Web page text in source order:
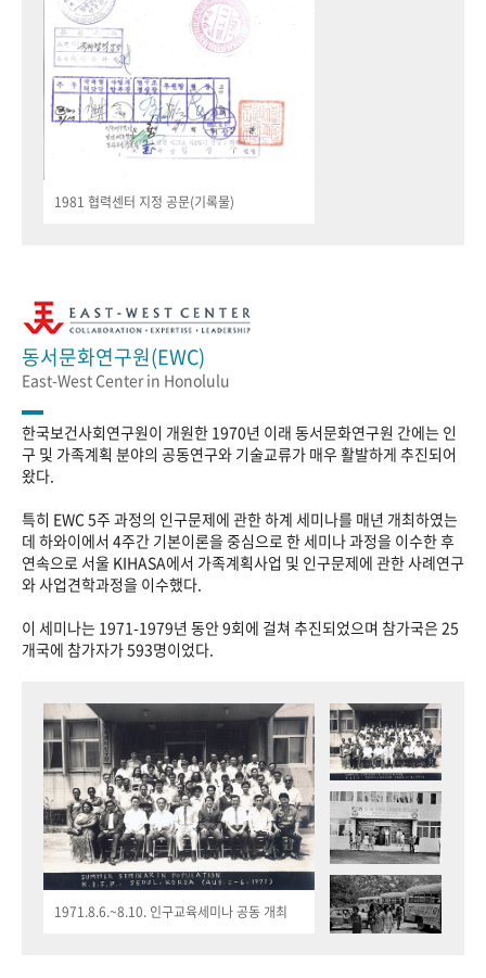
1981 협력센터 지정 공문(기록물)
동서문화연구원(EWC)
East-West Center in Honolulu
한국보건사회연구원이 개원한 1970년 이래 동서문화연구원 간에는 인
구 및 가족계획 분야의 공동연구와 기술교류가 매우 활발하게 추진되어
왔다.
특히 EWC 5주 과정의 인구문제에 관한 하계 세미나를 매년 개최하였는
데 하와이에서 4주간 기본이론을 중심으로 한 세미나 과정을 이수한 후
연속으로 서울 KIHASA에서 가족계획사업 및 인구문제에 관한 사례연구
와 사업견학과정을 이수했다.
이 세미나는 1971-1979년 동안 9회에 걸쳐 추진되었으며 참가국은 25
개국에 참가자가 593명이었다.
1971.8.6.~8.10. 인구교육세미나 공동 개최